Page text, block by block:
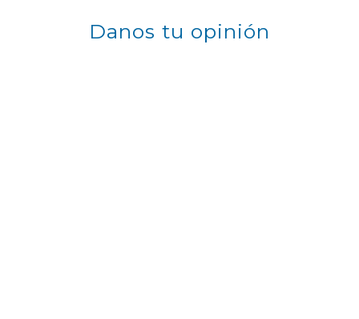
Danos tu opinión